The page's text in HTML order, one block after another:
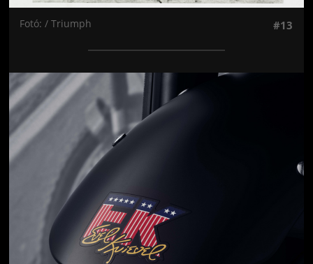
Fotó: / Triumph #13
Jön még kép!